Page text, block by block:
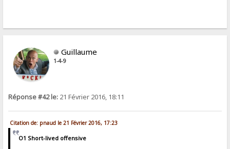
Guillaume
1-4-9
Réponse #42 le: 21 Février 2016, 18:11
Citation de: pnaud le 21 Février 2016, 17:23
O1 Short-lived offensive